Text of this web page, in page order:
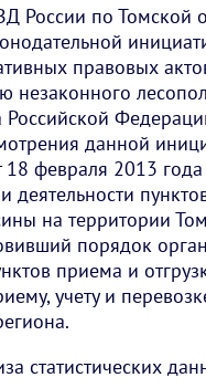
России по Томской
правовых
незаконного
Российской
данной
18 февраля 2013
деятельности
на территории
порядок
приема и
учету и
статистических